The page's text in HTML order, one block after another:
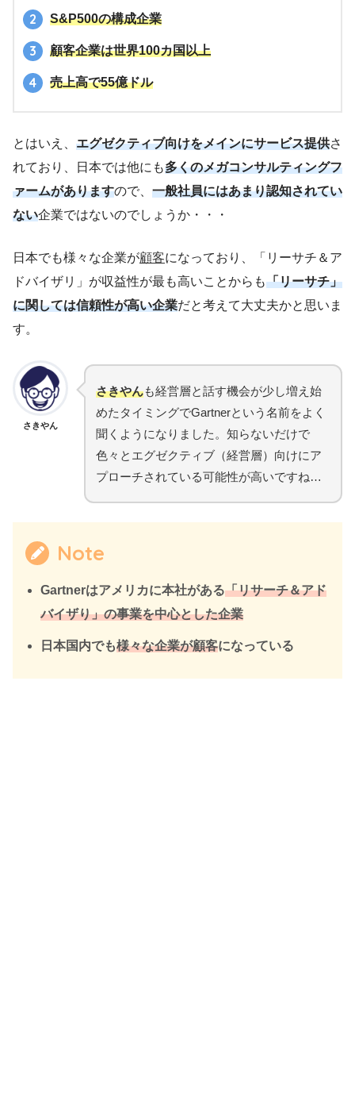
S&P500の構成企業
顧客企業は世界100カ国以上
売上高で55億ドル
とはいえ、 エグゼクティブ向けをメインにサービス提供さ
れており、日本では他にも多くのメガコンサルティングフ
ァームがありますので、 一般社員にはあまり認知されてい
ない企業ではないのでしょうか・・・
日本でも様々な企業が顧客になっており、「リーサチ＆ア
ドバイザリ」が収益性が最も高いことからも「リーサチ」
に関しては信頼性が高い企業だと考えて大丈夫かと思いま
す。
さきやん
さきやんも経営層と話す機会が少し増え始
めたタイミングでGartnerという名前をよく
聞くようになりました。知らないだけで
色々とエグゼクティブ（経営層）向けにア
プローチされている可能性が高いですね…
Note
Gartnerはアメリカに本社がある「リサーチ＆アド
バイザり」の事業を中心とした企業
日本国内でも様々な企業が顧客になっている